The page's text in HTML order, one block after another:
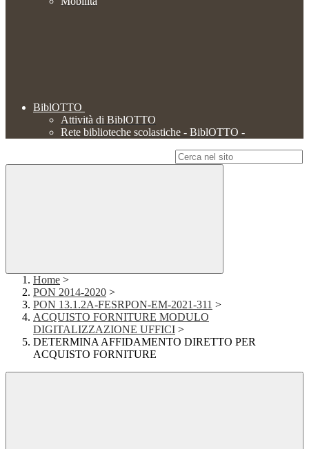
BiblOTTO
Attività di BiblOTTO
Rete biblioteche scolastiche - BiblOTTO -
Home >
PON 2014-2020 >
PON 13.1.2A-FESRPON-EM-2021-311 >
ACQUISTO FORNITURE MODULO
DIGITALIZZAZIONE UFFICI >
DETERMINA AFFIDAMENTO DIRETTO PER
ACQUISTO FORNITURE